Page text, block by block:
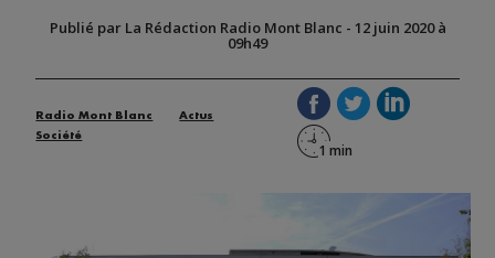
Publié par La Rédaction Radio Mont Blanc - 12 juin 2020 à
09h49
Radio Mont Blanc
Actus
Société